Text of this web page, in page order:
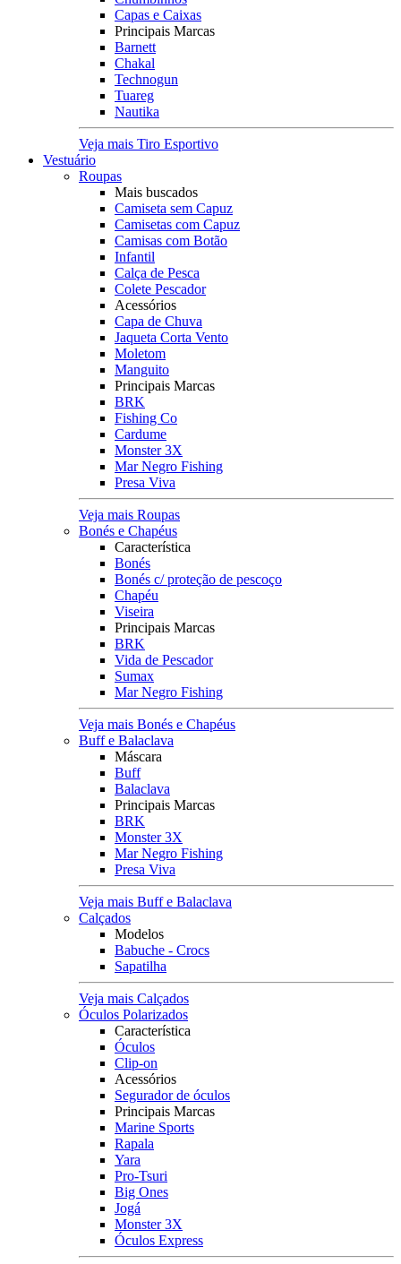
Capas e Caixas
Principais Marcas
Barnett
Chakal
Technogun
Tuareg
Nautika
Veja mais Tiro Esportivo
Vestuário
Roupas
Mais buscados
Camiseta sem Capuz
Camisetas com Capuz
Camisas com Botão
Infantil
Calça de Pesca
Colete Pescador
Acessórios
Capa de Chuva
Jaqueta Corta Vento
Moletom
Manguito
Principais Marcas
BRK
Fishing Co
Cardume
Monster 3X
Mar Negro Fishing
Presa Viva
Veja mais Roupas
Bonés e Chapéus
Característica
Bonés
Bonés c/ proteção de pescoço
Chapéu
Viseira
Principais Marcas
BRK
Vida de Pescador
Sumax
Mar Negro Fishing
Veja mais Bonés e Chapéus
Buff e Balaclava
Máscara
Buff
Balaclava
Principais Marcas
BRK
Monster 3X
Mar Negro Fishing
Presa Viva
Veja mais Buff e Balaclava
Calçados
Modelos
Babuche - Crocs
Sapatilha
Veja mais Calçados
Óculos Polarizados
Característica
Óculos
Clip-on
Acessórios
Segurador de óculos
Principais Marcas
Marine Sports
Rapala
Yara
Pro-Tsuri
Big Ones
Jogá
Monster 3X
Óculos Express